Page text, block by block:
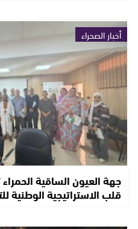
أخبار الصحراء
جهة العيون الساقية
قلب الاستراتيجية الوطنية